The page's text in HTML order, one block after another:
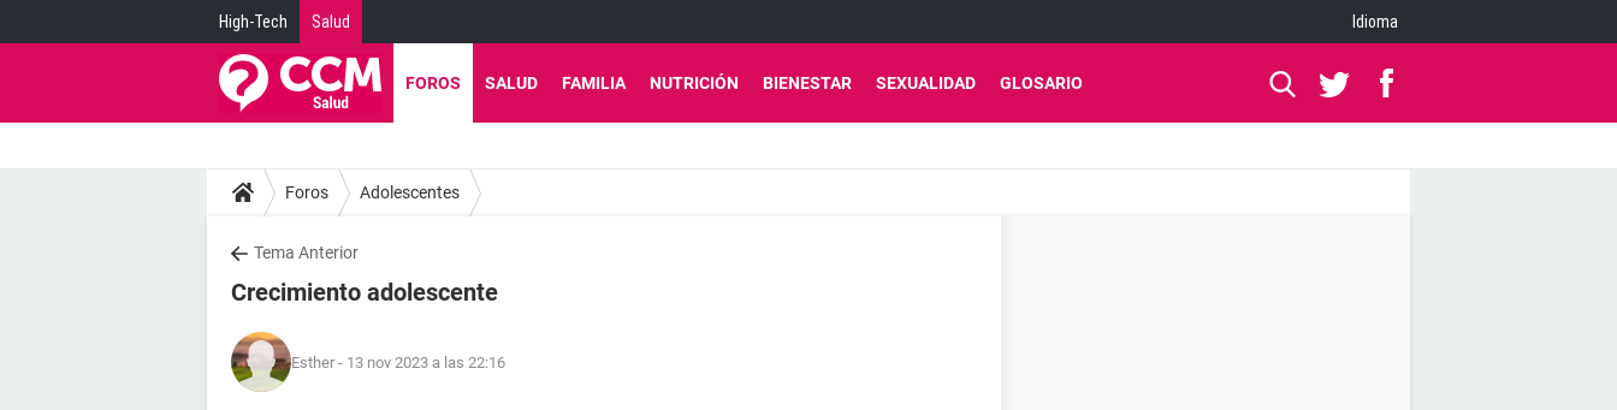
High-Tech Salud Idioma
FOROS SALUD FAMILIA NUTRICIÓN BIENESTAR SEXUALIDAD GLOSARIO
Foros Adolescentes
Tema Anterior
Crecimiento adolescente
Esther - 13 nov 2023 a las 22:16